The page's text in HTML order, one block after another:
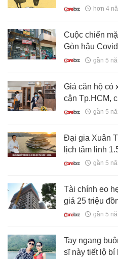
“thị trấn ma”
hơn 4
Cuộc chiến
Gòn hậu
gần 5
Giá căn hộ có
cận Tp.HCM,
không còngần 5
Đại gia Xuân
lịch tâm linh
gần 5
Tài chính eo
giá 25 triệu
Nội và Sàigần 5
Tay ngang
sĩ này tiết lộ bí